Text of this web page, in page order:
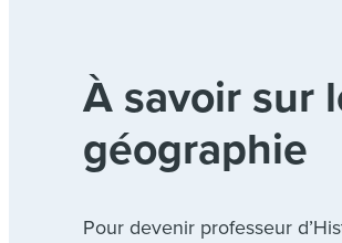
À savoir sur
géographie
Pour devenir professeur